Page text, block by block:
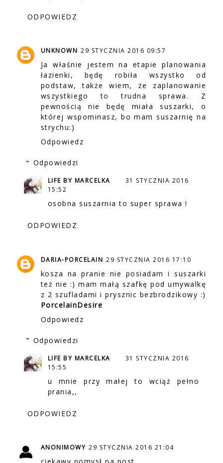
ODPOWIEDZ
UNKNOWN 29 STYCZNIA 2016 09:57
Ja właśnie jestem na etapie planowania
łazienki, będę robiła wszystko od
podstaw, także wiem, że zaplanowanie
wszystkiego to trudna sprawa. Z
pewnością nie będę miała suszarki, o
której wspominasz, bo mam suszarnię na
strychu:)
Odpowiedz
Odpowiedzi
LIFE BY MARCELKA
31 STYCZNIA 2016
15:52
osobna suszarnia to super sprawa !
ODPOWIEDZ
DARIA-PORCELAIN 29 STYCZNIA 2016 17:10
kosza na pranie nie posiadam i suszarki
też nie :) mam małą szafkę pod umywalkę
z 2 szufladami i prysznic bezbrodzikowy :)
PorcelainDesire
Odpowiedz
Odpowiedzi
LIFE BY MARCELKA
31 STYCZNIA 2016
15:55
u mnie przy małej to wciąż pełno
prania,,
ODPOWIEDZ
ANONIMOWY 29 STYCZNIA 2016 21:04